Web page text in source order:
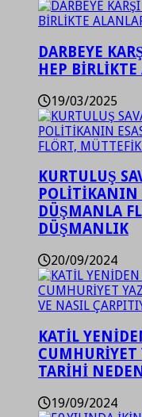
DARBEYE
HEP
19/03/2025
KURTULUŞ
POLİTİKANIN
DÜŞMANLA
DÜŞMANLIK
20/09/2024
KATİL
CUMHURİYET
TARİHİ
19/09/2024